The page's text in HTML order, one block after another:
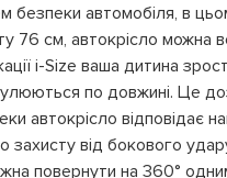
безпеки автомобіля, в
76 см, автокрісло можна
i-Size ваша дитина
по довжині. Це
автокрісло відповідає
від бокового
повернути на 360°